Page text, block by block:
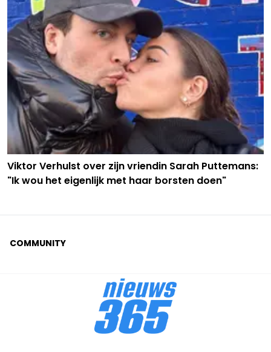
Viktor Verhulst over zijn vriendin Sarah Puttemans:
"Ik wou het eigenlijk met haar borsten doen"
COMMUNITY